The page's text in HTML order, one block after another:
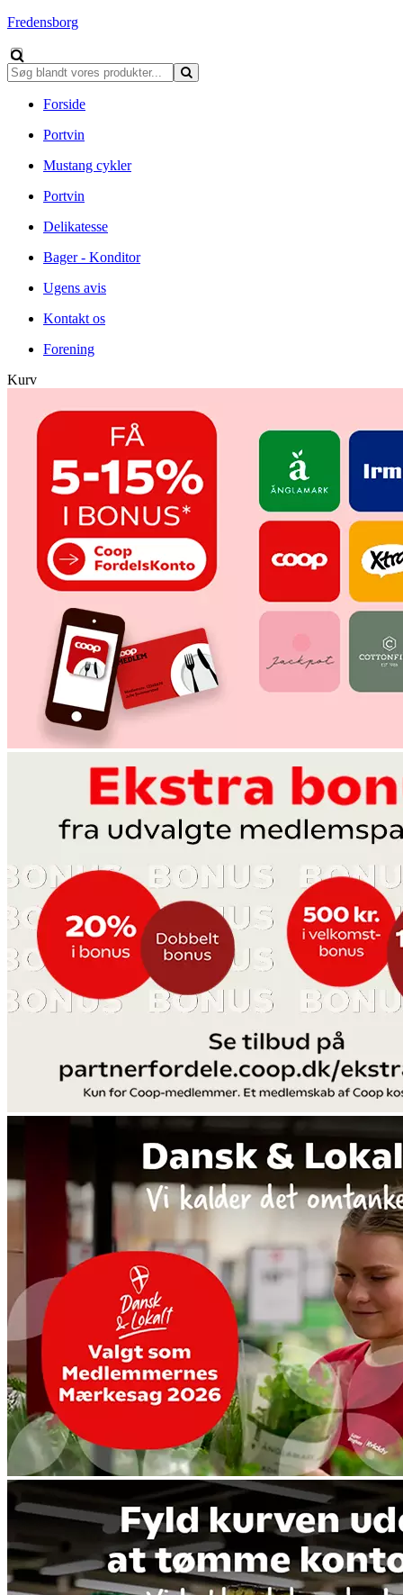
Fredensborg
Forside
Portvin
Mustang cykler
Portvin
Delikatesse
Bager - Konditor
Ugens avis
Kontakt os
Forening
Kurv